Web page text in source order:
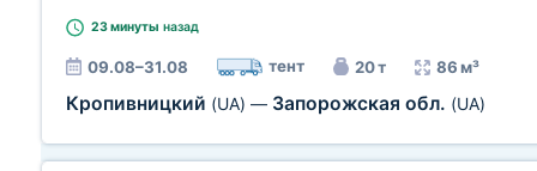
23 минуты назад
09.08–31.08 тент 20 т 86 м³
Кропивницкий (UA) — Запорожская обл. (UA)